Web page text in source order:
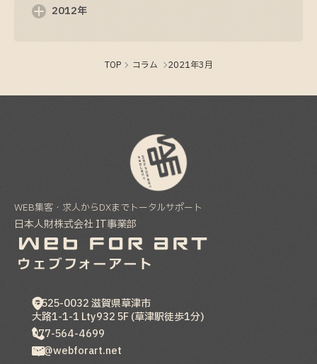
制作ホームページの重要性と基本知識
2012年
TOP コラム 2021年3月
WEB集客・求人からDXまでトータルサポート
日本人財株式会社 IT事業部
〒525-0032滋賀県草津市
大路1-1-1 Lty932 5F (草津駅徒歩1分)
077-564-4699
hp@webforart.net